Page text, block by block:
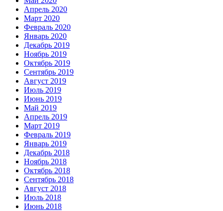
Апрель 2020
Март 2020
Февраль 2020
Январь 2020
Декабрь 2019
Ноябрь 2019
Октябрь 2019
Сентябрь 2019
Август 2019
Июль 2019
Июнь 2019
Май 2019
Апрель 2019
Март 2019
Февраль 2019
Январь 2019
Декабрь 2018
Ноябрь 2018
Октябрь 2018
Сентябрь 2018
Август 2018
Июль 2018
Июнь 2018